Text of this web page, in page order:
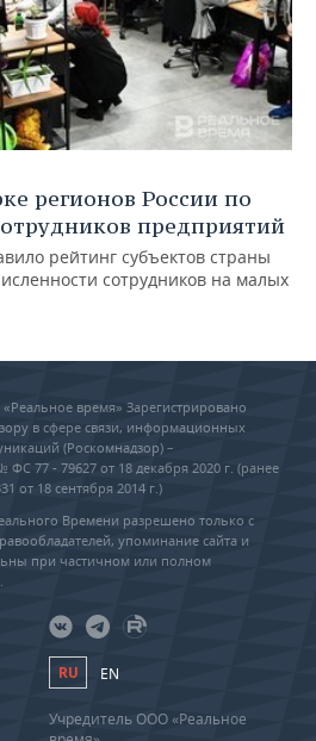
регионов России по
предприятий
рейтинг субъектов страны
сотрудников на малых
время» Зарегистрировано
в сфере связи, информационных
(Роскомнадзор) –
77 - 79627 от 18 декабря 2020 г. (ранее
от 18 сентября 2014 г.)
Времени разрешено только с
упоминание сайта и
при частичном или полном
RU EN
Учредитель ООО «Реальное